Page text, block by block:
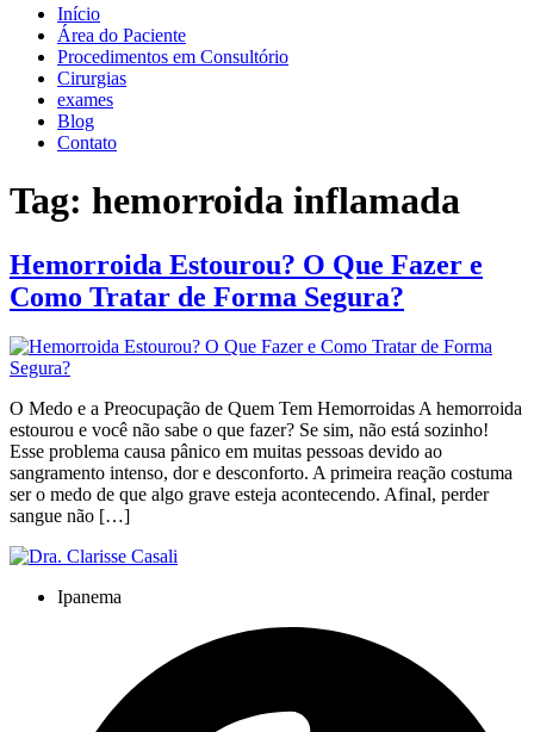
Início
Área do Paciente
Procedimentos em Consultório
Cirurgias
exames
Blog
Contato
Tag: hemorroida inflamada
Hemorroida Estourou? O Que Fazer e
Como Tratar de Forma Segura?
O Medo e a Preocupação de Quem Tem Hemorroidas A hemorroida
estourou e você não sabe o que fazer? Se sim, não está sozinho!
Esse problema causa pânico em muitas pessoas devido ao
sangramento intenso, dor e desconforto. A primeira reação costuma
ser o medo de que algo grave esteja acontecendo. Afinal, perder
sangue não […]
Ipanema